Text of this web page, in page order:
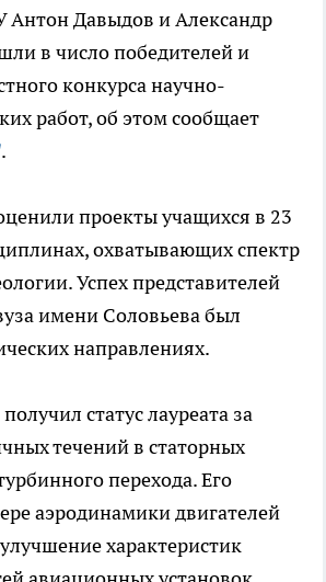
Антон Давыдов и Александр
в число победителей и
конкурса научно-
работ, об этом сообщает
.
проекты учащихся в 23
охватывающих спектр
Успех представителей
имени Соловьева был
направлениях.
статус лауреата за
течений в статорных
перехода. Его
аэродинамики двигателей
характеристик